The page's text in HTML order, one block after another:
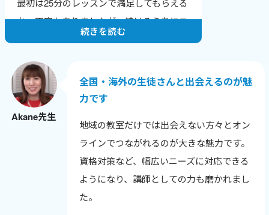
自分の英語力も上がっていることがわかる
ので、さらにやる気に繋がります。
最初は25分のレッスンで満足してもらえる
か、不安もありましたが、続けるうちにニ
ュースやトレンドに敏感になり、生徒さん
色んな年齢や背景の生徒さんと話せること
が嬉しく、英語だけでなく新しい発見も多
いです。
生徒さんから「知りたかった！」と言われ
る瞬間が励みで、教えることで自分も成長
できるのが何よりの喜びです。
続きを読む
Akane先生
全国・海外の生徒さんと出会えるのが魅
力です
地域の教室だけでは出会えない方々とオン
ラインでつながれるのが大きな魅力です。
資格対策など、幅広いニーズに対応できる
ようになり、講師としての力も磨かれまし
た。